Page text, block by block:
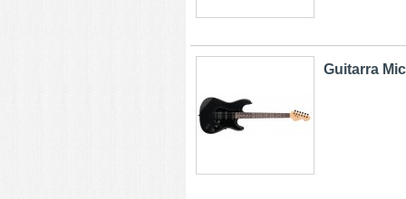
Guitarra